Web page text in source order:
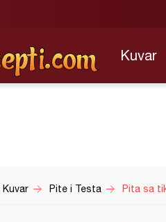
Kuvar
Kuvar Pite i Testa Pita sa